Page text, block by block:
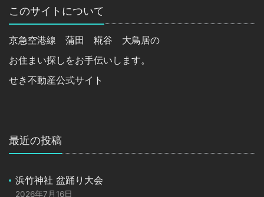
このサイトについて
京急空港線 蒲田 糀谷 大鳥居の
お住まい探しをお手伝いします。
せき不動産公式サイト
最近の投稿
浜竹神社 盆踊り大会
2026年7月16日